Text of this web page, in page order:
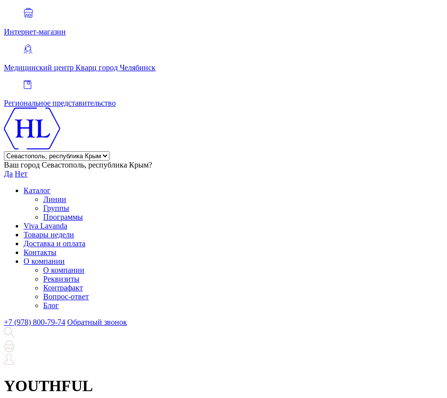
Интернет-магазин
Медицинский центр Кварц город Челябинск
Региональное представительство
Ваш город Севастополь, республика Крым?
Да Нет
Каталог
Линии
Группы
Программы
Viva Lavanda
Товары недели
Доставка и оплата
Контакты
О компании
О компании
Реквизиты
Контрафакт
Вопрос-ответ
Блог
+7 (978) 800-79-74 Обратный звонок
YOUTHFUL